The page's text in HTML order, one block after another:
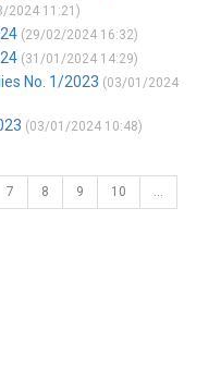
2024 11:21)
(29/02/2024 16:32)
(31/01/2024 14:29)
No. 1/2023 (03/01/2024
(03/01/2024 10:48)
7 8 9 10 …